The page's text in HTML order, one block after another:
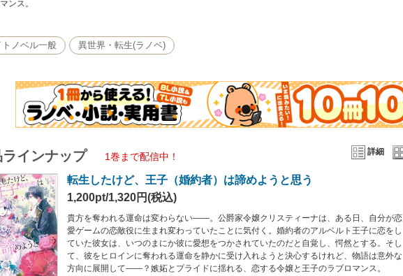
ンス。
トノベル一般 異世界・転生(ラノベ)
詳細
ラインナップ 1巻まで配信中！
転生したけど、王子（婚約者）は諦めようと思う
1,200pt/1,320円(税込)
貴方を奪われる運命は変わらない――。公爵家令嬢クリスティーナは、ある日、自分が恋
愛ゲームの恋敵役に生まれ変わっていたことに気付く。婚約者のアルベルト王子に恋をし
ていた彼女は、いつのまにか彼に愛想をつかされていたのだと自覚し、愕然とする。そし
て、彼をヒロインに奪われる運命を静かに受け入れようと決心するけれど、物語は意外な
方向に展開して――？嫉妬とプライドに揺れる、恋する令嬢と王子のラブロマンス。